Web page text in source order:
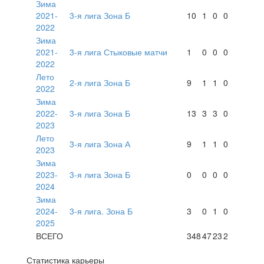
Зима
2021-
2022
3-я лига Зона Б 10 1 0 0
Зима
2021-
2022
3-я лига Стыковые матчи 1 0 0 0
Лето
2022
2-я лига Зона Б 9 1 1
0
Зима
2022-
2023
3-я лига Зона Б 13 3 3 0
Лето
2023
3-я лига Зона А 9 1 1
0
Зима
2023-
2024
3-я лига Зона Б 0 0 0 0
Зима
2024-
2025
3-я лига. Зона Б 3 0 1 0
ВСЕГО 34847232
Статистика карьеры